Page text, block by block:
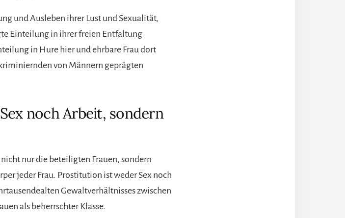
und Ausleben ihrer Lust und Sexualität,
Einteilung in ihrer freien Entfaltung
in Hure hier und ehrbare Frau dort
von Männern geprägten
noch Arbeit, sondern
nur die beteiligten Frauen, sondern
jeder Frau. Prostitution ist weder Sex noch
Gewaltverhältnisses zwischen
als beherrschter Klasse.